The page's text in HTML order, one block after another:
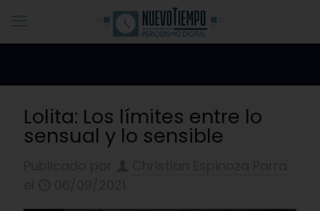
Lolita: Los límites entre lo
sensual y lo sensible